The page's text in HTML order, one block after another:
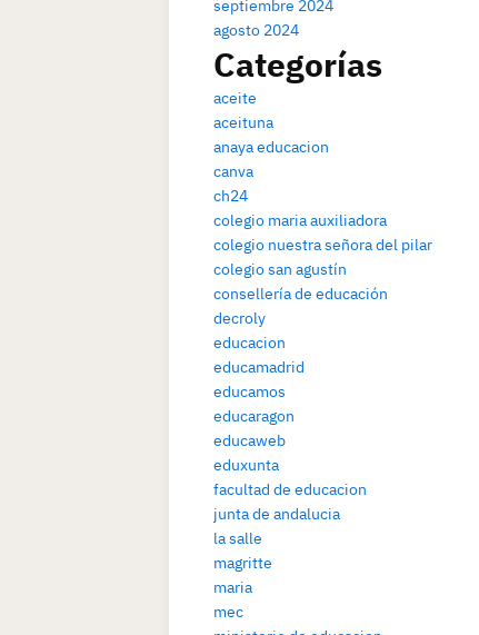
septiembre 2024
agosto 2024
Categorías
aceite
aceituna
anaya educacion
canva
ch24
colegio maria auxiliadora
colegio nuestra señora del pilar
colegio san agustín
consellería de educación
decroly
educacion
educamadrid
educamos
educaragon
educaweb
eduxunta
facultad de educacion
junta de andalucia
la salle
magritte
maria
mec